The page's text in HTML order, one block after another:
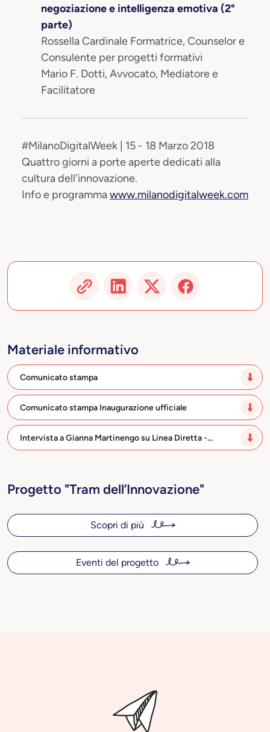
negoziazione e intelligenza emotiva (2°
parte)
Rossella Cardinale Formatrice, Counselor e
Consulente per progetti formativi
Mario F. Dotti, Avvocato, Mediatore e
Facilitatore
#MilanoDigitalWeek | 15 - 18 Marzo 2018
Quattro giorni a porte aperte dedicati alla
cultura dell'innovazione.
Info e programmawww.milanodigitalweek.com
Materiale informativo
Comunicato stampa
Comunicato stampa Inaugurazione ufficiale
Intervista a Gianna Martinengo su Linea Diretta -…
Progetto "Tram dell’Innovazione"
Scopri di più
Eventi del progetto